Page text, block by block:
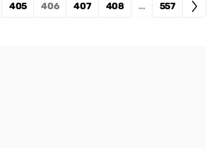
405 406 407 408 … 557